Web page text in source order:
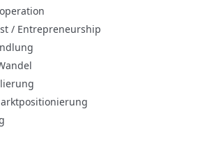
/ Entrepreneurship